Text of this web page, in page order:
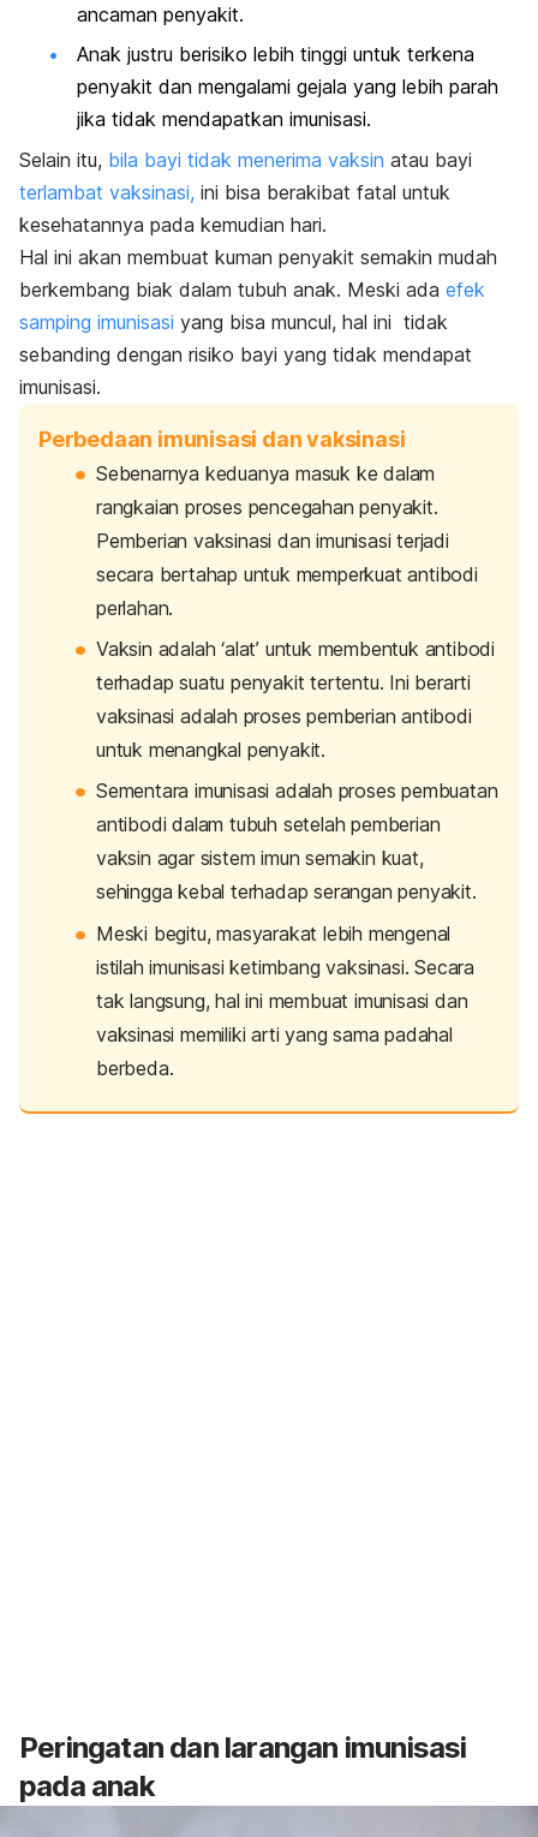
ancaman penyakit.
Anak justru berisiko lebih tinggi untuk terkena
penyakit dan mengalami gejala yang lebih parah
jika tidak mendapatkan imunisasi.
Selain itu, bila bayi tidak menerima vaksin atau bayi
terlambat vaksinasi, ini bisa berakibat fatal untuk
kesehatannya pada kemudian hari.
Hal ini akan membuat kuman penyakit semakin mudah
berkembang biak dalam tubuh anak. Meski ada efek
samping imunisasi yang bisa muncul, hal ini tidak
sebanding dengan risiko bayi yang tidak mendapat
imunisasi.
Perbedaan imunisasi dan vaksinasi
Sebenarnya keduanya masuk ke dalam
rangkaian proses pencegahan penyakit.
Pemberian vaksinasi dan imunisasi terjadi
secara bertahap untuk memperkuat antibodi
perlahan.
Vaksin adalah ‘alat’ untuk membentuk antibodi
terhadap suatu penyakit tertentu. Ini berarti
vaksinasi adalah proses pemberian antibodi
untuk menangkal penyakit.
Sementara imunisasi adalah proses pembuatan
antibodi dalam tubuh setelah pemberian
vaksin agar sistem imun semakin kuat,
sehingga kebal terhadap serangan penyakit.
Meski begitu, masyarakat lebih mengenal
istilah imunisasi ketimbang vaksinasi. Secara
tak langsung, hal ini membuat imunisasi dan
vaksinasi memiliki arti yang sama padahal
berbeda.
Peringatan dan larangan imunisasi
pada anak